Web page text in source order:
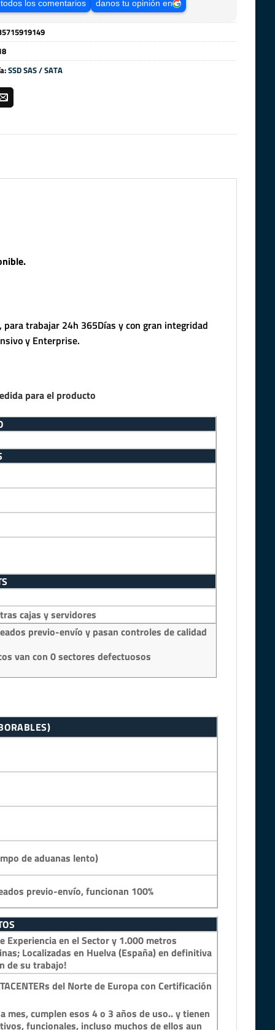
los comentarios danos tu opinión en
SSD SAS / SATA
para trabajar 24h 365Días y con gran integridad
y Enterprise.
para el producto
cajas y servidores
previo-envío y pasan controles de calidad
van con 0 sectores defectuosos
de aduanas lento)
previo-envío, funcionan 100%
Experiencia en el Sector y 1.000 metros
Localizadas en Huelva (España) en definitiva
de su trabajo!
del Norte de Europa con Certificación
mes, cumplen esos 4 o 3 años de uso.. y tienen
funcionales, incluso muchos de ellos aun